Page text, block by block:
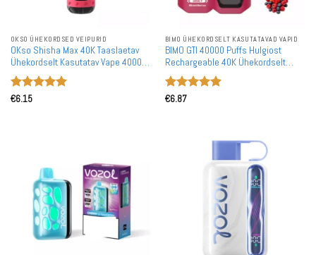
OKSO ÜHEKORDSED VEIPURID
OKso Shisha Max 40K Taaslaetav
Ühekordselt Kasutatav Vape 40000
Puhkumist Hulgi Jaemüük EL
Hinnanguga
€6.15
BIMO ÜHEKORDSELT KASUTATAVAD VAPID
BIMO GTI 40000 Puffs Hulgiost
Rechargeable 40K Ühekordselt
Kasutatavad Vapes Hulgimüük
Hinnanguga
€6.87